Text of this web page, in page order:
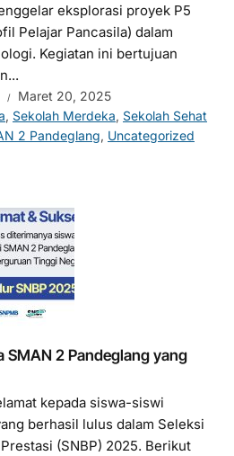
eksplorasi proyek P5
Pelajar Pancasila) dalam
Kegiatan ini bertujuan
Maret 20, 2025
, Sekolah Merdeka, Sekolah Sehat
2 Pandeglang, Uncategorized
SMAN 2 Pandeglang yang
kepada siswa-siswi
berhasil lulus dalam Seleksi
(SNBP) 2025. Berikut